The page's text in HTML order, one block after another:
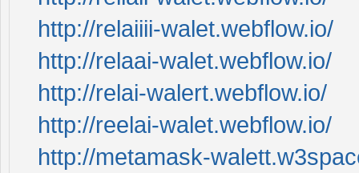
http://relaiiii-walet.webflow.io/
http://relaai-walet.webflow.io/
http://relai-walert.webflow.io/
http://reelai-walet.webflow.io/
http://metamask-